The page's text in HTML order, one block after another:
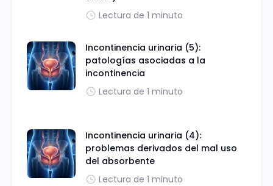
Lectura de 1 minuto
Incontinencia urinaria (5):
patologías asociadas a la
incontinencia
Lectura de 1 minuto
Incontinencia urinaria (4):
problemas derivados del mal uso
del absorbente
Lectura de 1 minuto